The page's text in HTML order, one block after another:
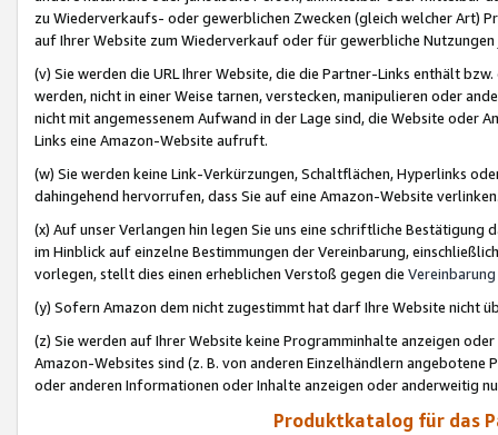
zu Wiederverkaufs- oder gewerblichen Zwecken (gleich welcher Art)
auf Ihrer Website zum Wiederverkauf oder für gewerbliche
(v) Sie werden die URL Ihrer Website, die die Partner-Links enthält
werden, nicht in einer Weise tarnen, verstecken, manipulieren oder
nicht mit angemessenem Aufwand in der Lage sind, die Website oder
Links eine Amazon-Website aufruft.
(w) Sie werden keine Link-Verkürzungen, Schaltflächen, Hyperlinks
dahingehend hervorrufen, dass Sie auf eine Amazon-Website
(x) Auf unser Verlangen hin legen Sie uns eine schriftliche
im Hinblick auf einzelne Bestimmungen der Vereinbarung,
vorlegen, stellt dies einen erheblichen Verstoß gegen die Vereinbarung
(y) Sofern Amazon dem nicht zugestimmt hat darf Ihre Website nicht
(z) Sie werden auf Ihrer Website keine Programminhalte anzeigen
Amazon-Websites sind (z. B. von anderen Einzelhändlern
oder anderen Informationen oder Inhalte anzeigen oder anderweitig
Produktkatalog für das